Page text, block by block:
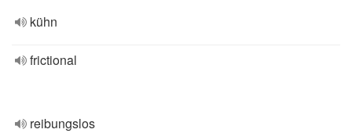
kühn
frictional
reibungslos